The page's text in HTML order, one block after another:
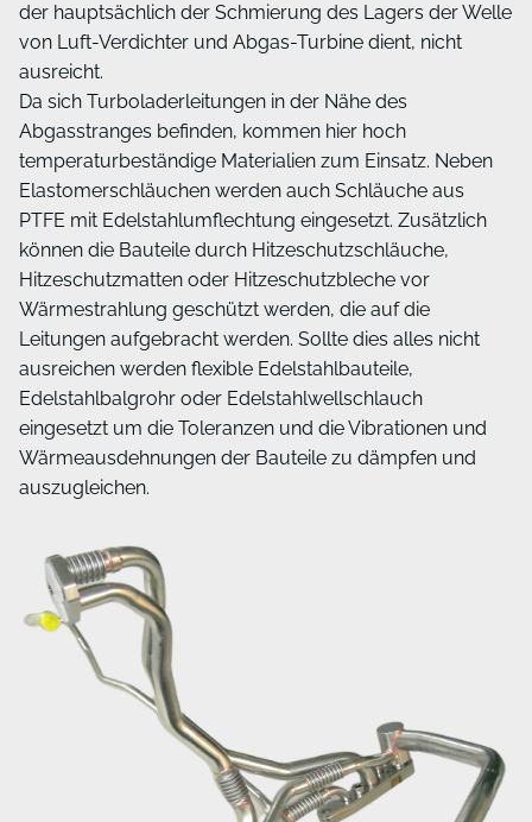
der hauptsächlich der Schmierung des Lagers der Welle
von Luft-Verdichter und Abgas-Turbine dient, nicht
ausreicht.
Da sich Turboladerleitungen in der Nähe des
Abgasstranges befinden, kommen hier hoch
temperaturbeständige Materialien zum Einsatz. Neben
Elastomerschläuchen werden auch Schläuche aus
PTFE mit Edelstahlumflechtung eingesetzt. Zusätzlich
können die Bauteile durch Hitzeschutzschläuche,
Hitzeschutzmatten oder Hitzeschutzbleche vor
Wärmestrahlung geschützt werden, die auf die
Leitungen aufgebracht werden. Sollte dies alles nicht
ausreichen werden flexible Edelstahlbauteile,
Edelstahlbalgrohr oder Edelstahlwellschlauch
eingesetzt um die Toleranzen und die Vibrationen und
Wärmeausdehnungen der Bauteile zu dämpfen und
auszugleichen.